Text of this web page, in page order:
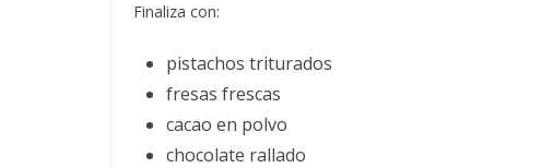
Finaliza con:
pistachos triturados
fresas frescas
cacao en polvo
chocolate rallado